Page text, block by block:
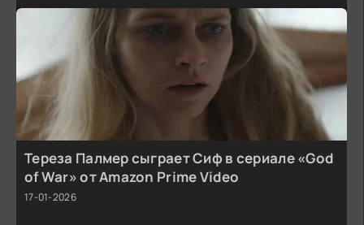
Тереза Палмер сыграет Сиф в сериале «God
of War» от Amazon Prime Video
17-01-2026